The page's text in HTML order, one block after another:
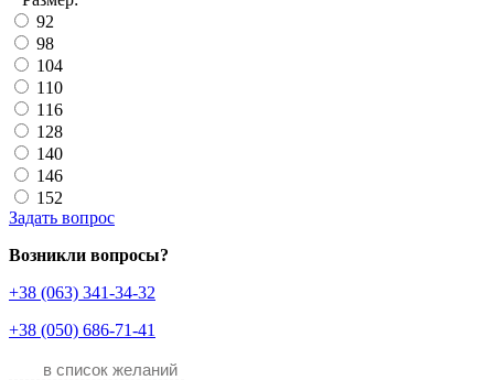
92
98
104
110
116
128
140
146
152
Задать вопрос
Возникли вопросы?
+38 (063) 341-34-32
+38 (050) 686-71-41
в список желаний